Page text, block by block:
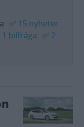
✅ 15 nyheter
1 bilfråga ✅ 2